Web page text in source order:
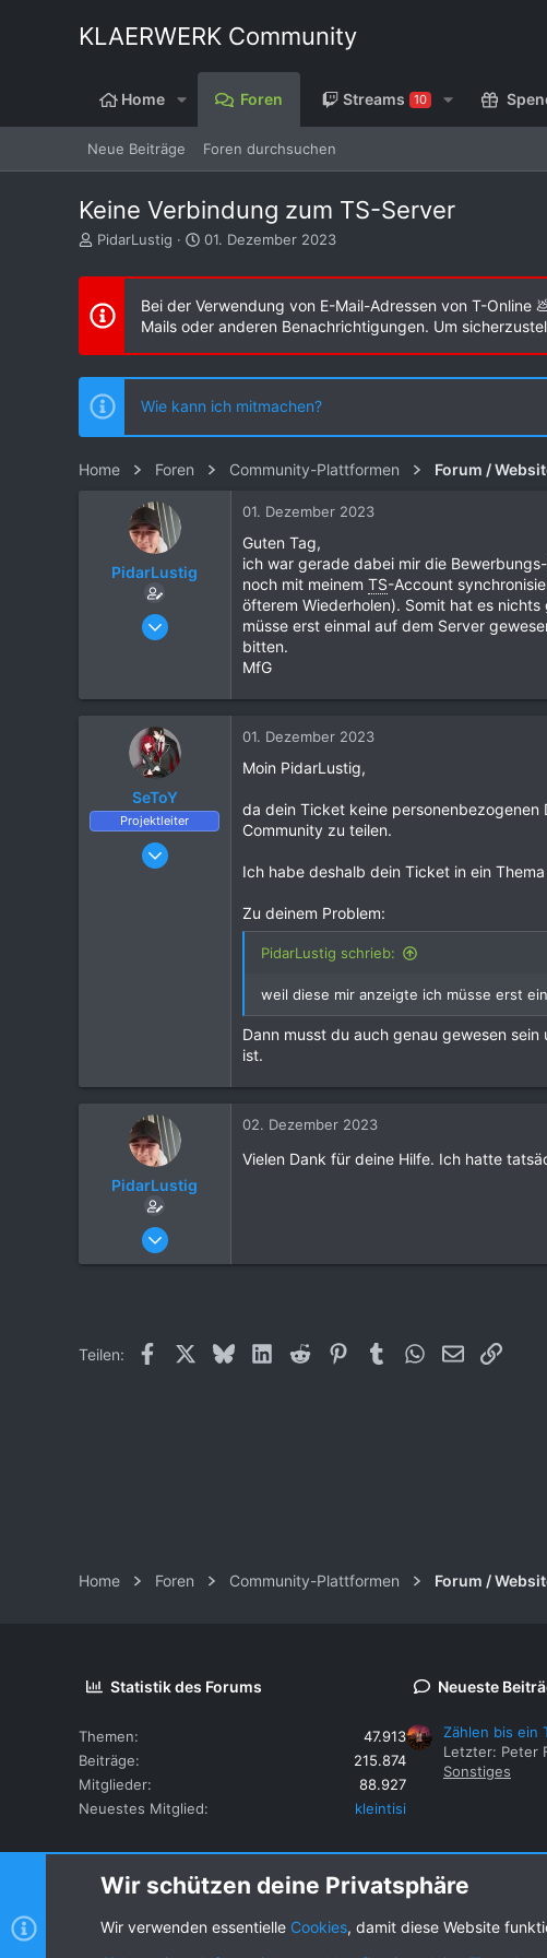
KLAERWERK Community
Home Foren Streams 10
Neue Beiträge Foren durchsuchen
Keine Verbindung zum TS-Server
E
s
e
l
e
r
PidarLustig
E
s
t
e
l
l
t
m
01. Dezember 2023
Bei der Verwendung von E-Mail-Adressen von T-
Mails oder anderen Benachrichtigungen. Um
Wie kann ich mitmachen?
Home Foren Community-Plattformen Forum /
PidarLustig
2
Wiesbaden
01. Dezember 2023
Guten Tag,
ich war gerade dabei mir die
noch mit meinem TS-Account
öfterem Wiederholen). Somit hat es
müsse erst einmal auf dem Server
bitten.
MfG
SeToY
Projektleiter
25. März 2016
01. Dezember 2023
Moin PidarLustig,
da dein Ticket keine
Community zu teilen.
Ich habe deshalb dein Ticket in ein
Zu deinem Problem:
PidarLustig schrieb:
weil diese mir anzeigte ich müsse erst
Dann musst du auch genau gewesen
ist.
PidarLustig
24
Wiesbaden
02. Dezember 2023
Vielen Dank für deine Hilfe. Ich hatte
Teilen: FacebookX (Twitter)
BlueskyLinkedIn
Reddit PinterestTumblrWhatsApp
E-MailLink
Home Foren Community-Plattformen Forum /
Statistik des Forums
Themen
47.913
Beiträge
215.874
Mitglieder
88.927
Neuestes Mitglied
kleintisi
Neueste
Zählen bis ein
Letzter: Peter
Sonstiges
Wir schützen deine Privatsphäre
Wir verwenden essentielle Cookies, damit diese Website